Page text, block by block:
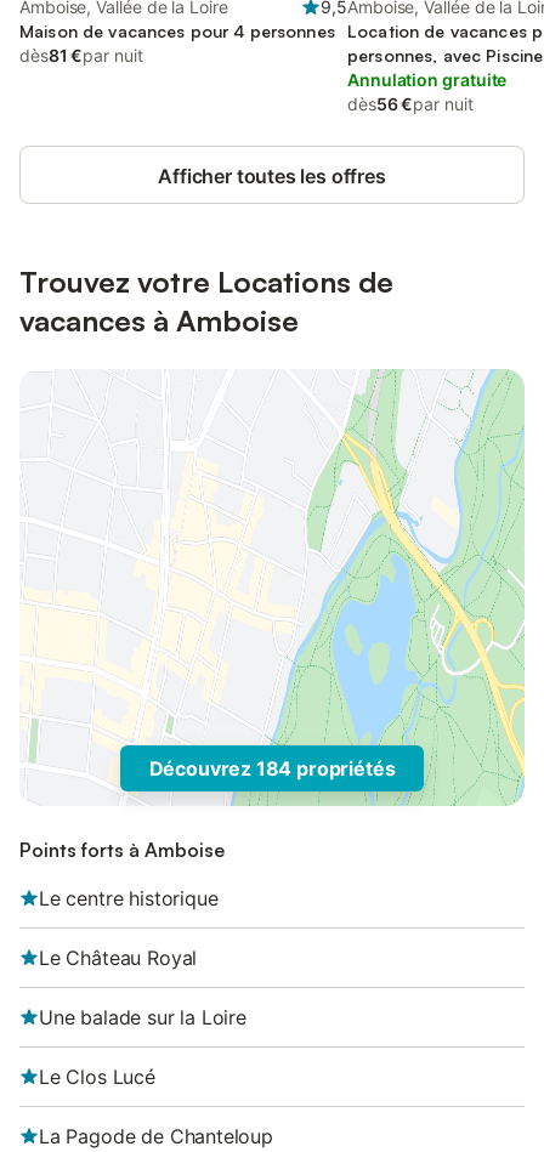
Amboise, Vallée de la Loire
9,5
Maison de vacances pour 4 personnes
dès81 €par nuit
Amboise, Vallée de la
Location de vacances
personnes, avec Piscine
Annulation gratuite
dès56 €par nuit
Afficher toutes les offres
Trouvez votre Locations de
vacances à Amboise
Découvrez 184 propriétés
Points forts à Amboise
Le centre historique
Le Château Royal
Une balade sur la Loire
Le Clos Lucé
La Pagode de Chanteloup